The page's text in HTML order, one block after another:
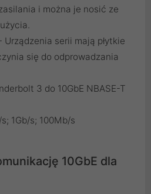
i można je nosić ze
Urządzenia serii mają płytkie
się do odprowadzania
3 do 10GbE NBASE-T
1Gb/s; 100Mb/s
10GbE dla